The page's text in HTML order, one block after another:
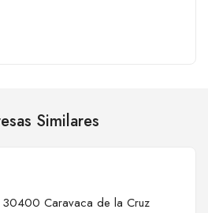
Similares
30400 Caravaca de la Cruz